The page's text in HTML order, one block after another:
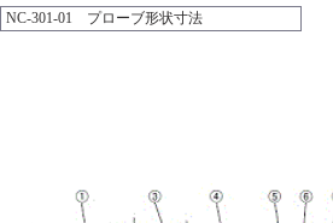
NC-301-01 プローブ形状寸法